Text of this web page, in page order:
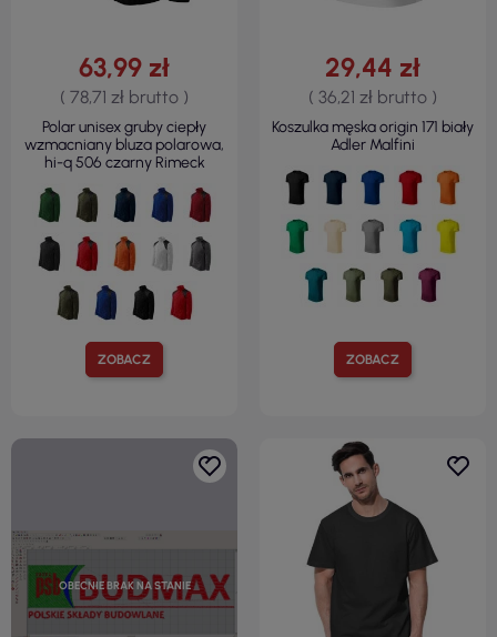
ZOBACZ
63,99 zł
( 78,71 zł brutto )
Polar unisex gruby ciepły
wzmacniany bluza polarowa,
hi-q 506 czarny Rimeck
ZOBACZ
29,44 zł
( 36,21 zł brutto )
Koszulka męska origin 171 biały
Adler Malfini
OBECNIE BRAK NA STANIE